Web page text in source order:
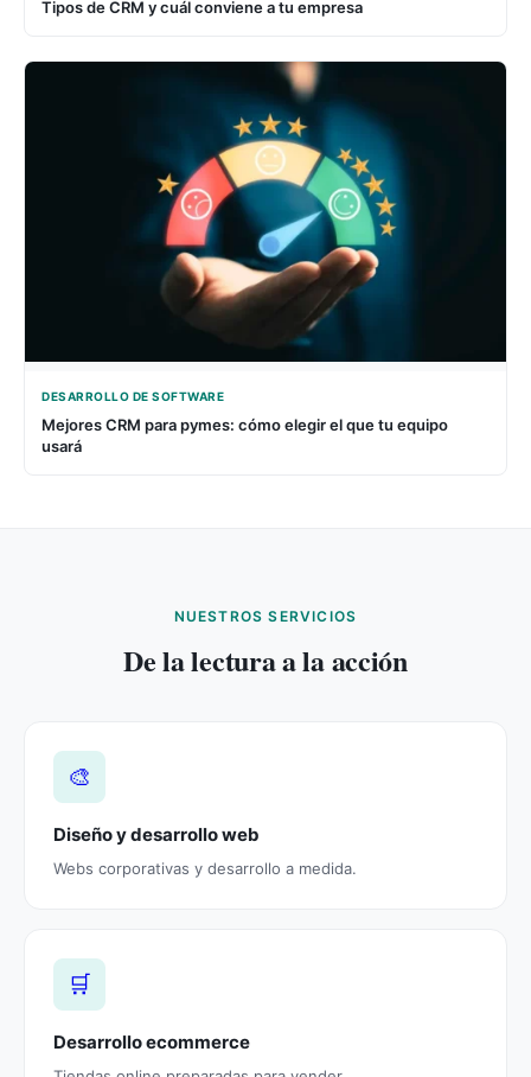
Tipos de CRM y cuál conviene a tu empresa
DESARROLLO DE SOFTWARE
Mejores CRM para pymes: cómo elegir el que tu equipo
usará
NUESTROS SERVICIOS
De la lectura a la acción
🎨
Diseño y desarrollo web
Webs corporativas y desarrollo a medida.
🛒
Desarrollo ecommerce